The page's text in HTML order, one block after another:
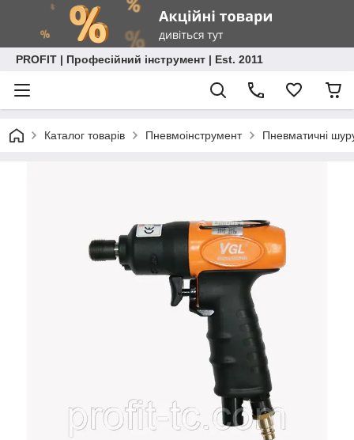
PROFIT | Професійний інструмент | Est. 2011
Каталог товарів Пневмоінструмент Пневматичні